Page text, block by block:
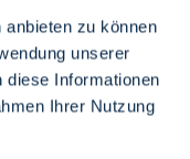
zu können
unserer
diese Informationen
Ihrer Nutzung